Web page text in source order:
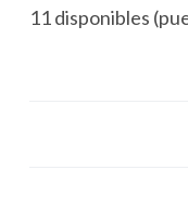
11 disponibles